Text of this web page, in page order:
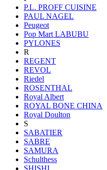
P.L. PROFF CUISINE
PAUL NAGEL
Peugeot
Pop Mart LABUBU
PYLONES
R
REGENT
REVOL
Riedel
ROSENTHAL
Royal Albert
ROYAL BONE CHINA
Royal Doulton
S
SABATIER
SABRE
SAMURA
Schulthess
SHISHI